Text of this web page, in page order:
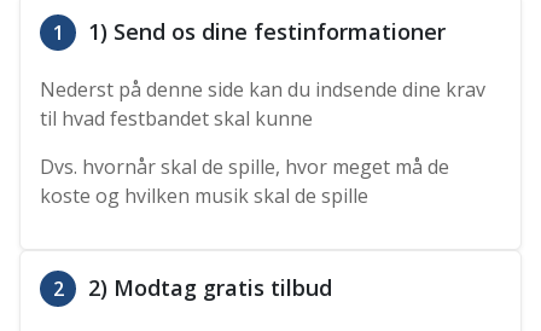
1 1) Send os dine festinformationer
Nederst på denne side kan du indsende dine krav
til hvad festbandet skal kunne
Dvs. hvornår skal de spille, hvor meget må de
koste og hvilken musik skal de spille
2 2) Modtag gratis tilbud